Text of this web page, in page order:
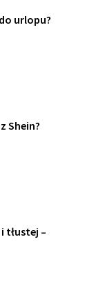
urlopu?
Shein?
tłustej –